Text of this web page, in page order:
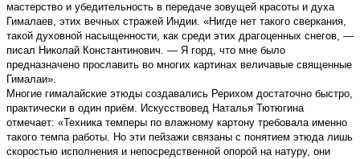
мастерство и убедительность в передаче зовущей красоты и духа
Гималаев, этих вечных стражей Индии. «Нигде нет такого сверкания,
такой духовной насыщенности, как среди этих драгоценных снегов, —
писал Николай Константинович. — Я горд, что мне было
предназначено прославить во многих картинах величавые священные
Гималаи».
Многие гималайские этюды создавались Рерихом достаточно быстро,
практически в один приём. Искусствовед Наталья Тютюгина
отмечает: «Техника темперы по влажному картону требовала именно
такого темпа работы. Но эти пейзажи связаны с понятием этюда лишь
скоростью исполнения и непосредственной опорой на натуру, они